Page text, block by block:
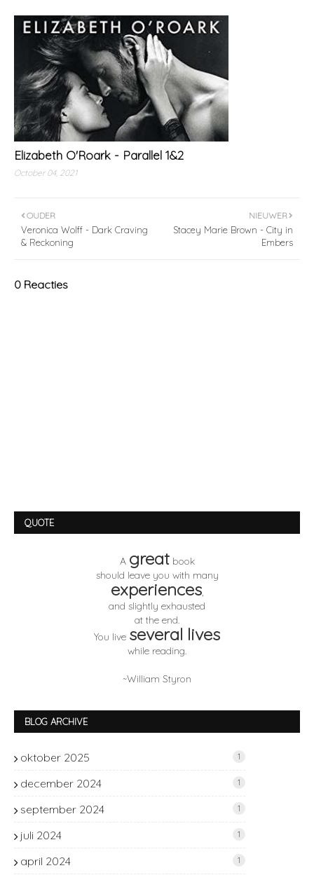
Elizabeth O'Roark - Parallel 1&2
October 04, 2021
NIEUWER
Stacey Marie Brown - City in
Embers
OUDER
Veronica Wolff - Dark Craving
& Reckoning
0 Reacties
QUOTE
A greatbook
should leave you with many
experiences,
and slightly exhausted
at the end.
You live several lives
while reading.
~William Styron
BLOG ARCHIVE
oktober 2025 1
december 2024 1
september 2024 1
juli 2024 1
april 2024 1